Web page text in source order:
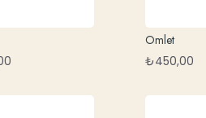
Omlet
₺450,00